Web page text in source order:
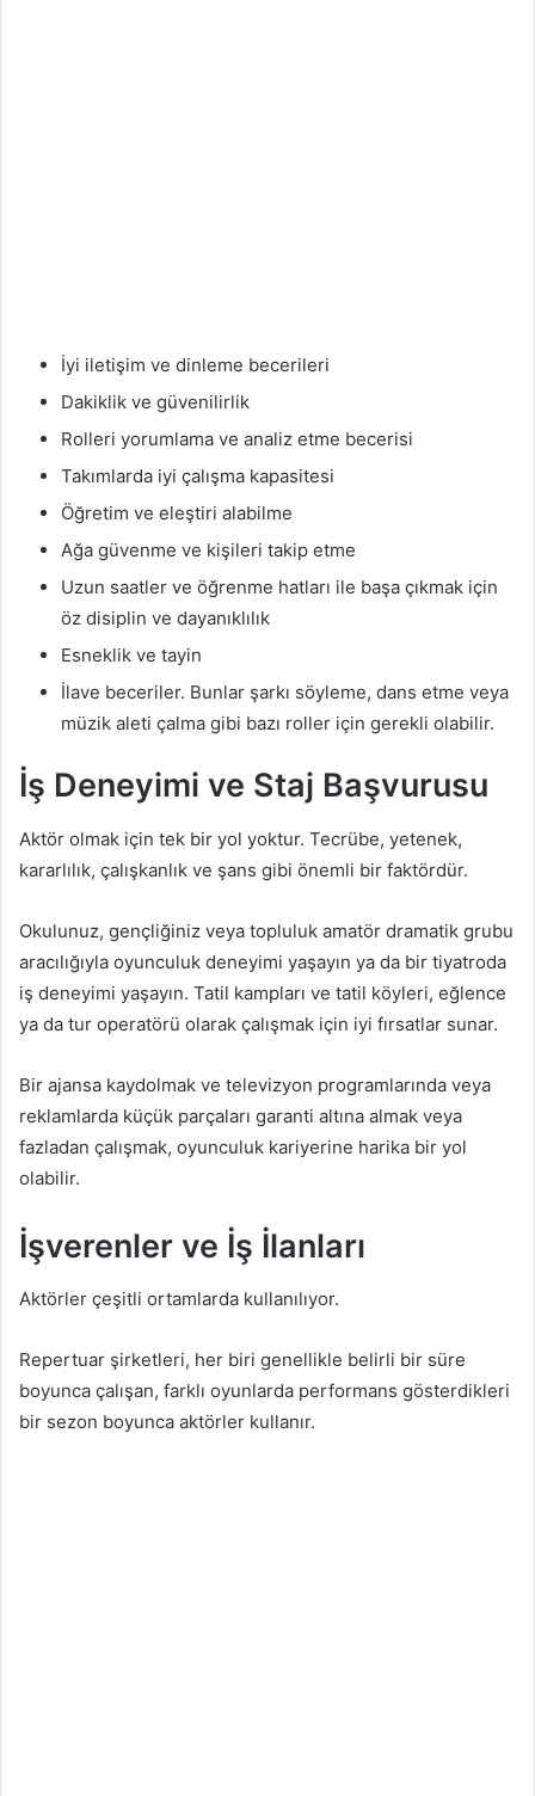
İyi iletişim ve dinleme becerileri
Dakiklik ve güvenilirlik
Rolleri yorumlama ve analiz etme becerisi
Takımlarda iyi çalışma kapasitesi
Öğretim ve eleştiri alabilme
Ağa güvenme ve kişileri takip etme
Uzun saatler ve öğrenme hatları ile başa çıkmak için
öz disiplin ve dayanıklılık
Esneklik ve tayin
İlave beceriler. Bunlar şarkı söyleme, dans etme veya
müzik aleti çalma gibi bazı roller için gerekli olabilir.
İş Deneyimi ve Staj Başvurusu
Aktör olmak için tek bir yol yoktur. Tecrübe, yetenek,
kararlılık, çalışkanlık ve şans gibi önemli bir faktördür.
Okulunuz, gençliğiniz veya topluluk amatör dramatik grubu
aracılığıyla oyunculuk deneyimi yaşayın ya da bir tiyatroda
iş deneyimi yaşayın. Tatil kampları ve tatil köyleri, eğlence
ya da tur operatörü olarak çalışmak için iyi fırsatlar sunar.
Bir ajansa kaydolmak ve televizyon programlarında veya
reklamlarda küçük parçaları garanti altına almak veya
fazladan çalışmak, oyunculuk kariyerine harika bir yol
olabilir.
İşverenler ve İş İlanları
Aktörler çeşitli ortamlarda kullanılıyor.
Repertuar şirketleri, her biri genellikle belirli bir süre
boyunca çalışan, farklı oyunlarda performans gösterdikleri
bir sezon boyunca aktörler kullanır.